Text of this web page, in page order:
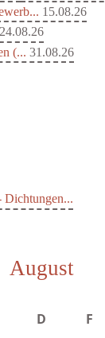
15.08.26
24.08.26
(... 31.08.26
August
D F